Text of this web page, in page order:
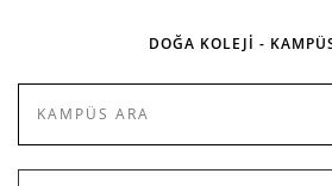
DOĞA KOLEJİ -